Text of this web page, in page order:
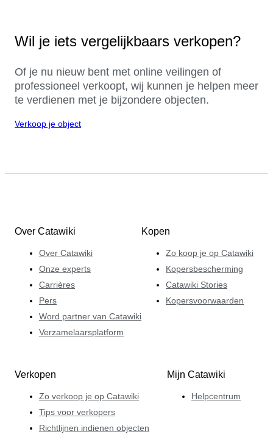
Wil je iets vergelijkbaars verkopen?
Of je nu nieuw bent met online veilingen of
professioneel verkoopt, wij kunnen je helpen meer
te verdienen met je bijzondere objecten.
Verkoop je object
Over Catawiki
Over Catawiki
Onze experts
Carrières
Pers
Word partner van Catawiki
Verzamelaarsplatform
Kopen
Zo koop je op Catawiki
Kopersbescherming
Catawiki Stories
Kopersvoorwaarden
Verkopen
Zo verkoop je op Catawiki
Tips voor verkopers
Richtlijnen indienen objecten
Mijn Catawiki
Helpcentrum